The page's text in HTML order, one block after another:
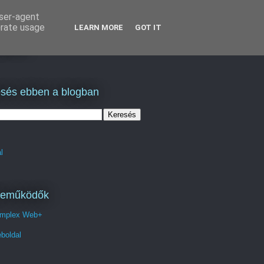
ebben a blogban
Web+
agent
usage
LEARN MORE GOT IT